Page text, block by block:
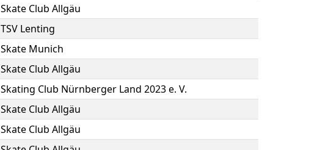
Skate Club Allgäu
TSV Lenting
Skate Munich
Skate Club Allgäu
Skating Club Nürnberger Land 2023 e. V.
Skate Club Allgäu
Skate Club Allgäu